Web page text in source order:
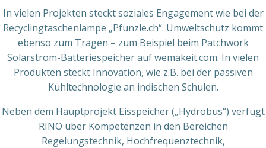
In vielen Projekten steckt soziales Engagement wie bei der
Recyclingtaschenlampe „Pfunzle.ch“. Umweltschutz kommt
ebenso zum Tragen – zum Beispiel beim Patchwork
Solarstrom-Batteriespeicher auf wemakeit.com. In vielen
Produkten steckt Innovation, wie z.B. bei der passiven
Kühltechnologie an indischen Schulen.
Neben dem Hauptprojekt Eisspeicher („Hydrobus“) verfügt
RINO über Kompetenzen in den Bereichen
Regelungstechnik, Hochfrequenztechnik,